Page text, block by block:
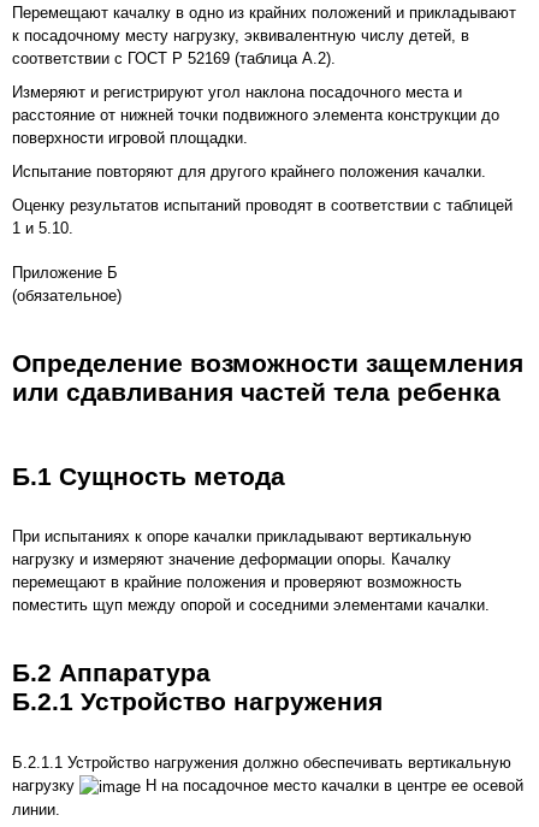
Перемещают качалку в одно из крайних положений и прикладывают
к посадочному месту нагрузку, эквивалентную числу детей, в
соответствии с ГОСТ Р 52169 (таблица А.2).
Измеряют и регистрируют угол наклона посадочного места и
расстояние от нижней точки подвижного элемента конструкции до
поверхности игровой площадки.
Испытание повторяют для другого крайнего положения качалки.
Оценку результатов испытаний проводят в соответствии с таблицей
1 и 5.10
Приложение Б
(обязательное)
Определение возможности защемления
или сдавливания частей тела ребенка
Б.1 Сущность метода
При испытаниях к опоре качалки прикладывают вертикальную
нагрузку и измеряют значение деформации опоры. Качалку
перемещают в крайние положения и проверяют возможность
поместить щуп между опорой и соседними элементами качалки.
Б.2 Аппаратура
Б.2.1 Устройство нагружения
Б.2.1.1 Устройство нагружения должно обеспечивать вертикальную
нагрузку
Н на посадочное место качалки в центре ее осевой
линии.